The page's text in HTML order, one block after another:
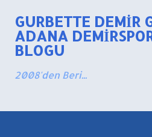
Ana içeriğe
GURBETTE DEMIR
ADANA
BLOGU
2008'den Beri...